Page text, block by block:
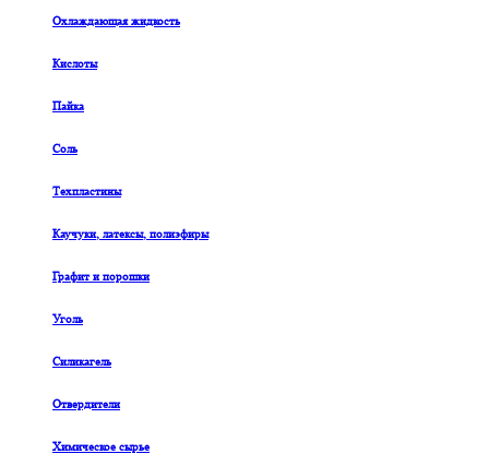
Охлаждающая жидкость
Кислоты
Пайка
Соль
Техпластины
Каучуки, латексы, полиэфиры
Графит и порошки
Уголь
Силикагель
Отвердители
Химическое сырье